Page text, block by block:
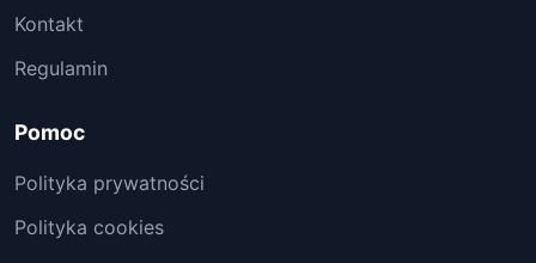
Kontakt
Regulamin
Pomoc
Polityka prywatności
Polityka cookies